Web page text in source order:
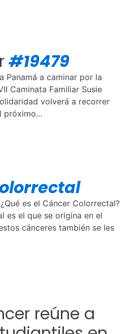
#19479
Panamá a caminar por la
Caminata Familiar Susie
volverá a recorrer
próximo...
es el Cáncer Colorrectal?
es el que se origina en el
cánceres también se les
reúne a